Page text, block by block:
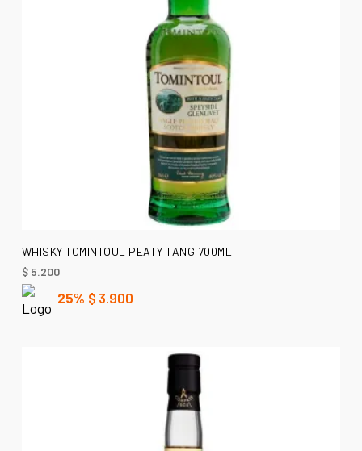
AÑADIR AL CARRITO
WHISKY TOMINTOUL PEATY TANG 700ML
$5.200
25% $ 3.900